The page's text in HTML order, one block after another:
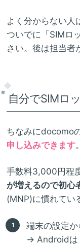
よく分からない人
ついでに「SIMロ
さい。後は担当者
自分でSIMロ
ちなみにdocomo
申し込みできます。
手数料3,000円程
が増えるので初心
(MNP)に慣れてい
端末の設定
→ Androidは